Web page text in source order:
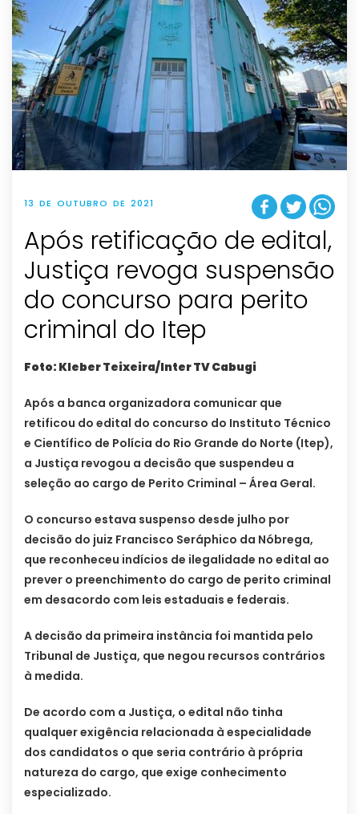
13 DE OUTUBRO DE 2021
Após retificação de edital,
Justiça revoga suspensão
do concurso para perito
criminal do Itep
Foto: Kleber Teixeira/Inter TV Cabugi
Após a banca organizadora comunicar que
retificou do edital do concurso do Instituto Técnico
e Científico de Polícia do Rio Grande do Norte (Itep),
a Justiça revogou a decisão que suspendeu a
seleção ao cargo de Perito Criminal – Área Geral.
O concurso estava suspenso desde julho por
decisão do juiz Francisco Seráphico da Nóbrega,
que reconheceu indícios de ilegalidade no edital ao
prever o preenchimento do cargo de perito criminal
em desacordo com leis estaduais e federais.
A decisão da primeira instância foi mantida pelo
Tribunal de Justiça, que negou recursos contrários
à medida.
De acordo com a Justiça, o edital não tinha
qualquer exigência relacionada à especialidade
dos candidatos o que seria contrário à própria
natureza do cargo, que exige conhecimento
especializado.